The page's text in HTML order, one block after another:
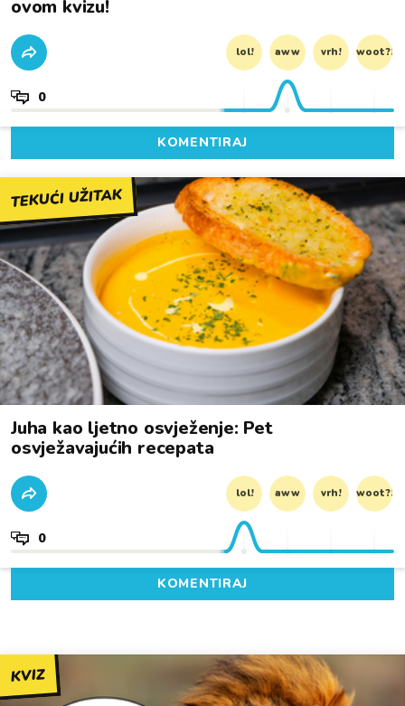
ovom kvizu!
lol! aww vrh! woot?!
0
KOMENTIRAJ
TEKUĆI UŽITAK
Juha kao ljetno osvježenje: Pet
osvježavajućih recepata
lol! aww vrh! woot?!
0
KOMENTIRAJ
KVIZ